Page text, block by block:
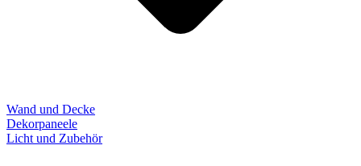
Wand und Decke
Dekorpaneele
Licht und Zubehör